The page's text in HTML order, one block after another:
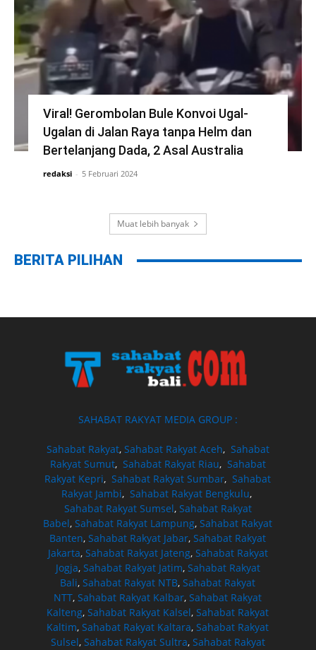
Viral! Gerombolan Bule Konvoi Ugal-
Ugalan di Jalan Raya tanpa Helm dan
Bertelanjang Dada, 2 Asal Australia
redaksi - 5 Februari 2024
Muat lebih banyak
BERITA PILIHAN
SAHABAT RAKYAT MEDIA GROUP :
Sahabat Rakyat, Sahabat Rakyat Aceh, Sahabat
Rakyat Sumut, Sahabat Rakyat Riau, Sahabat
Rakyat Kepri, Sahabat Rakyat Sumbar, Sahabat
Rakyat Jambi, Sahabat Rakyat Bengkulu,
Sahabat Rakyat Sumsel, Sahabat Rakyat
Babel, Sahabat Rakyat Lampung, Sahabat Rakyat
Banten, Sahabat Rakyat Jabar, Sahabat Rakyat
Jakarta, Sahabat Rakyat Jateng, Sahabat Rakyat
Jogja, Sahabat Rakyat Jatim, Sahabat Rakyat
Bali, Sahabat Rakyat NTB, Sahabat Rakyat
NTT, Sahabat Rakyat Kalbar, Sahabat Rakyat
Kalteng, Sahabat Rakyat Kalsel, Sahabat Rakyat
Kaltim, Sahabat Rakyat Kaltara, Sahabat Rakyat
Sulsel, Sahabat Rakyat Sultra, Sahabat Rakyat